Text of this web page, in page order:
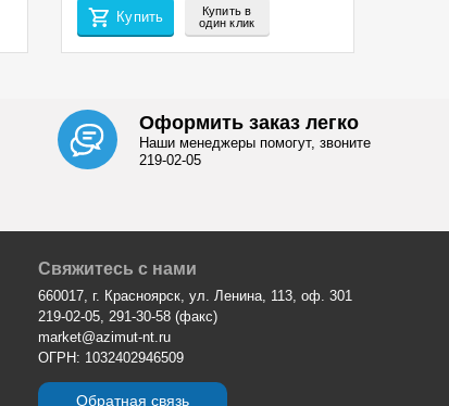
Купить
Купить в
один клик
Оформить заказ легко
Наши менеджеры помогут, звоните
219-02-05
Свяжитесь с нами
660017, г. Красноярск, ул. Ленина, 113, оф. 301
219-02-05, 291-30-58 (факс)
market@azimut-nt.ru
ОГРН: 1032402946509
Обратная связь